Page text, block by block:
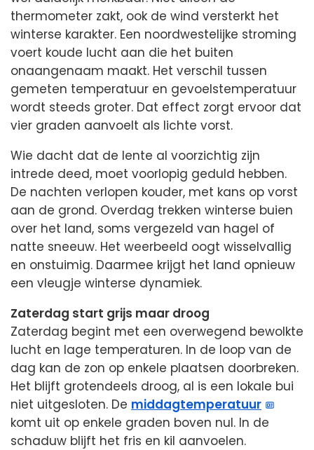
thermometer zakt, ook de wind versterkt het
winterse karakter. Een noordwestelijke stroming
voert koude lucht aan die het buiten
onaangenaam maakt. Het verschil tussen
gemeten temperatuur en gevoelstemperatuur
wordt steeds groter. Dat effect zorgt ervoor dat
vier graden aanvoelt als lichte vorst.
Wie dacht dat de lente al voorzichtig zijn
intrede deed, moet voorlopig geduld hebben.
De nachten verlopen kouder, met kans op vorst
aan de grond. Overdag trekken winterse buien
over het land, soms vergezeld van hagel of
natte sneeuw. Het weerbeeld oogt wisselvallig
en onstuimig. Daarmee krijgt het land opnieuw
een vleugje winterse dynamiek.
Zaterdag start grijs maar droog
Zaterdag begint met een overwegend bewolkte
lucht en lage temperaturen. In de loop van de
dag kan de zon op enkele plaatsen doorbreken.
Het blijft grotendeels droog, al is een lokale bui
niet uitgesloten. De middagtemperatuur
komt uit op enkele graden boven nul. In de
schaduw blijft het fris en kil aanvoelen.